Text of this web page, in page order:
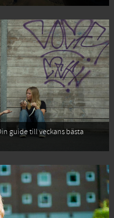
guide till veckans bästa